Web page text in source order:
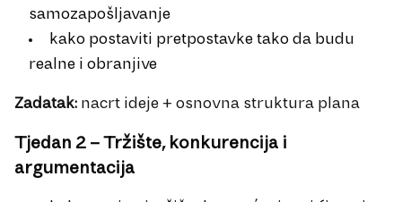
samozapošljavanje
kako postaviti pretpostavke tako da budu
realne i obranjive
Zadatak: nacrt ideje + osnovna struktura plana
Tjedan 2 – Tržište, konkurencija i
argumentacija